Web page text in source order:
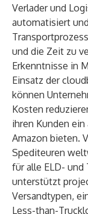
Verlader und
automatisiert
und die Zeit zu
Erkenntnisse in
Einsatz der
können
Kosten
ihren Kunden
Amazon bieten.
Spediteuren
für alle ELD-
unterstützt
Versandtypen,
Less-than-